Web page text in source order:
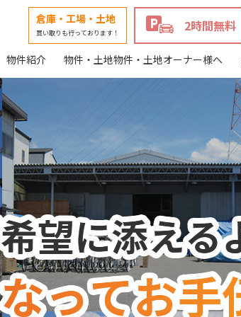
倉庫・工場・土地
買い取りも行っております！ 2時間無料
物件紹介 物件・土地物件・土地オーナー様へ